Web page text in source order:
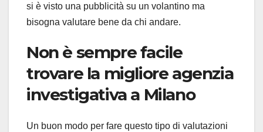
si è visto una pubblicità su un volantino ma
bisogna valutare bene da chi andare.
Non è sempre facile
trovare la migliore agenzia
investigativa a Milano
Un buon modo per fare questo tipo di valutazioni